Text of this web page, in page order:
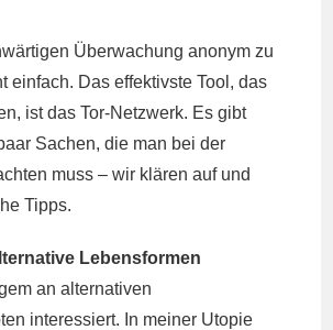
Überwachung anonym zu
einfach. Das effektivste Tool, das
ist das Tor-Netzwerk. Es gibt
Sachen, die man bei der
muss – wir klären auf und
Tipps.
Lebensformen
an alternativen
interessiert. In meiner Utopie